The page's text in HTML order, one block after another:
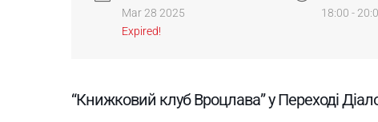
Mar 28 2025
Expired!
18:00 -
“Книжковий клуб Вроцлава” у Переході